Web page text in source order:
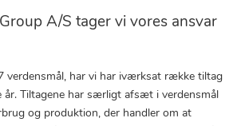
A/S tager vi vores ansvar
verdensmål, har vi har iværksat række tiltag
år. Tiltagene har særligt afsæt i verdensmål
og produktion, der handler om at